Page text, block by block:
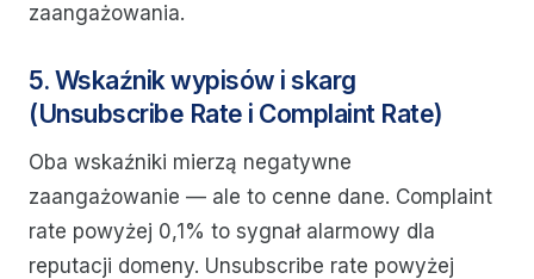
zaangażowania.
5. Wskaźnik wypisów i skarg
(Unsubscribe Rate i Complaint Rate)
Oba wskaźniki mierzą negatywne
zaangażowanie — ale to cenne dane. Complaint
rate powyżej 0,1% to sygnał alarmowy dla
reputacji domeny. Unsubscribe rate powyżej